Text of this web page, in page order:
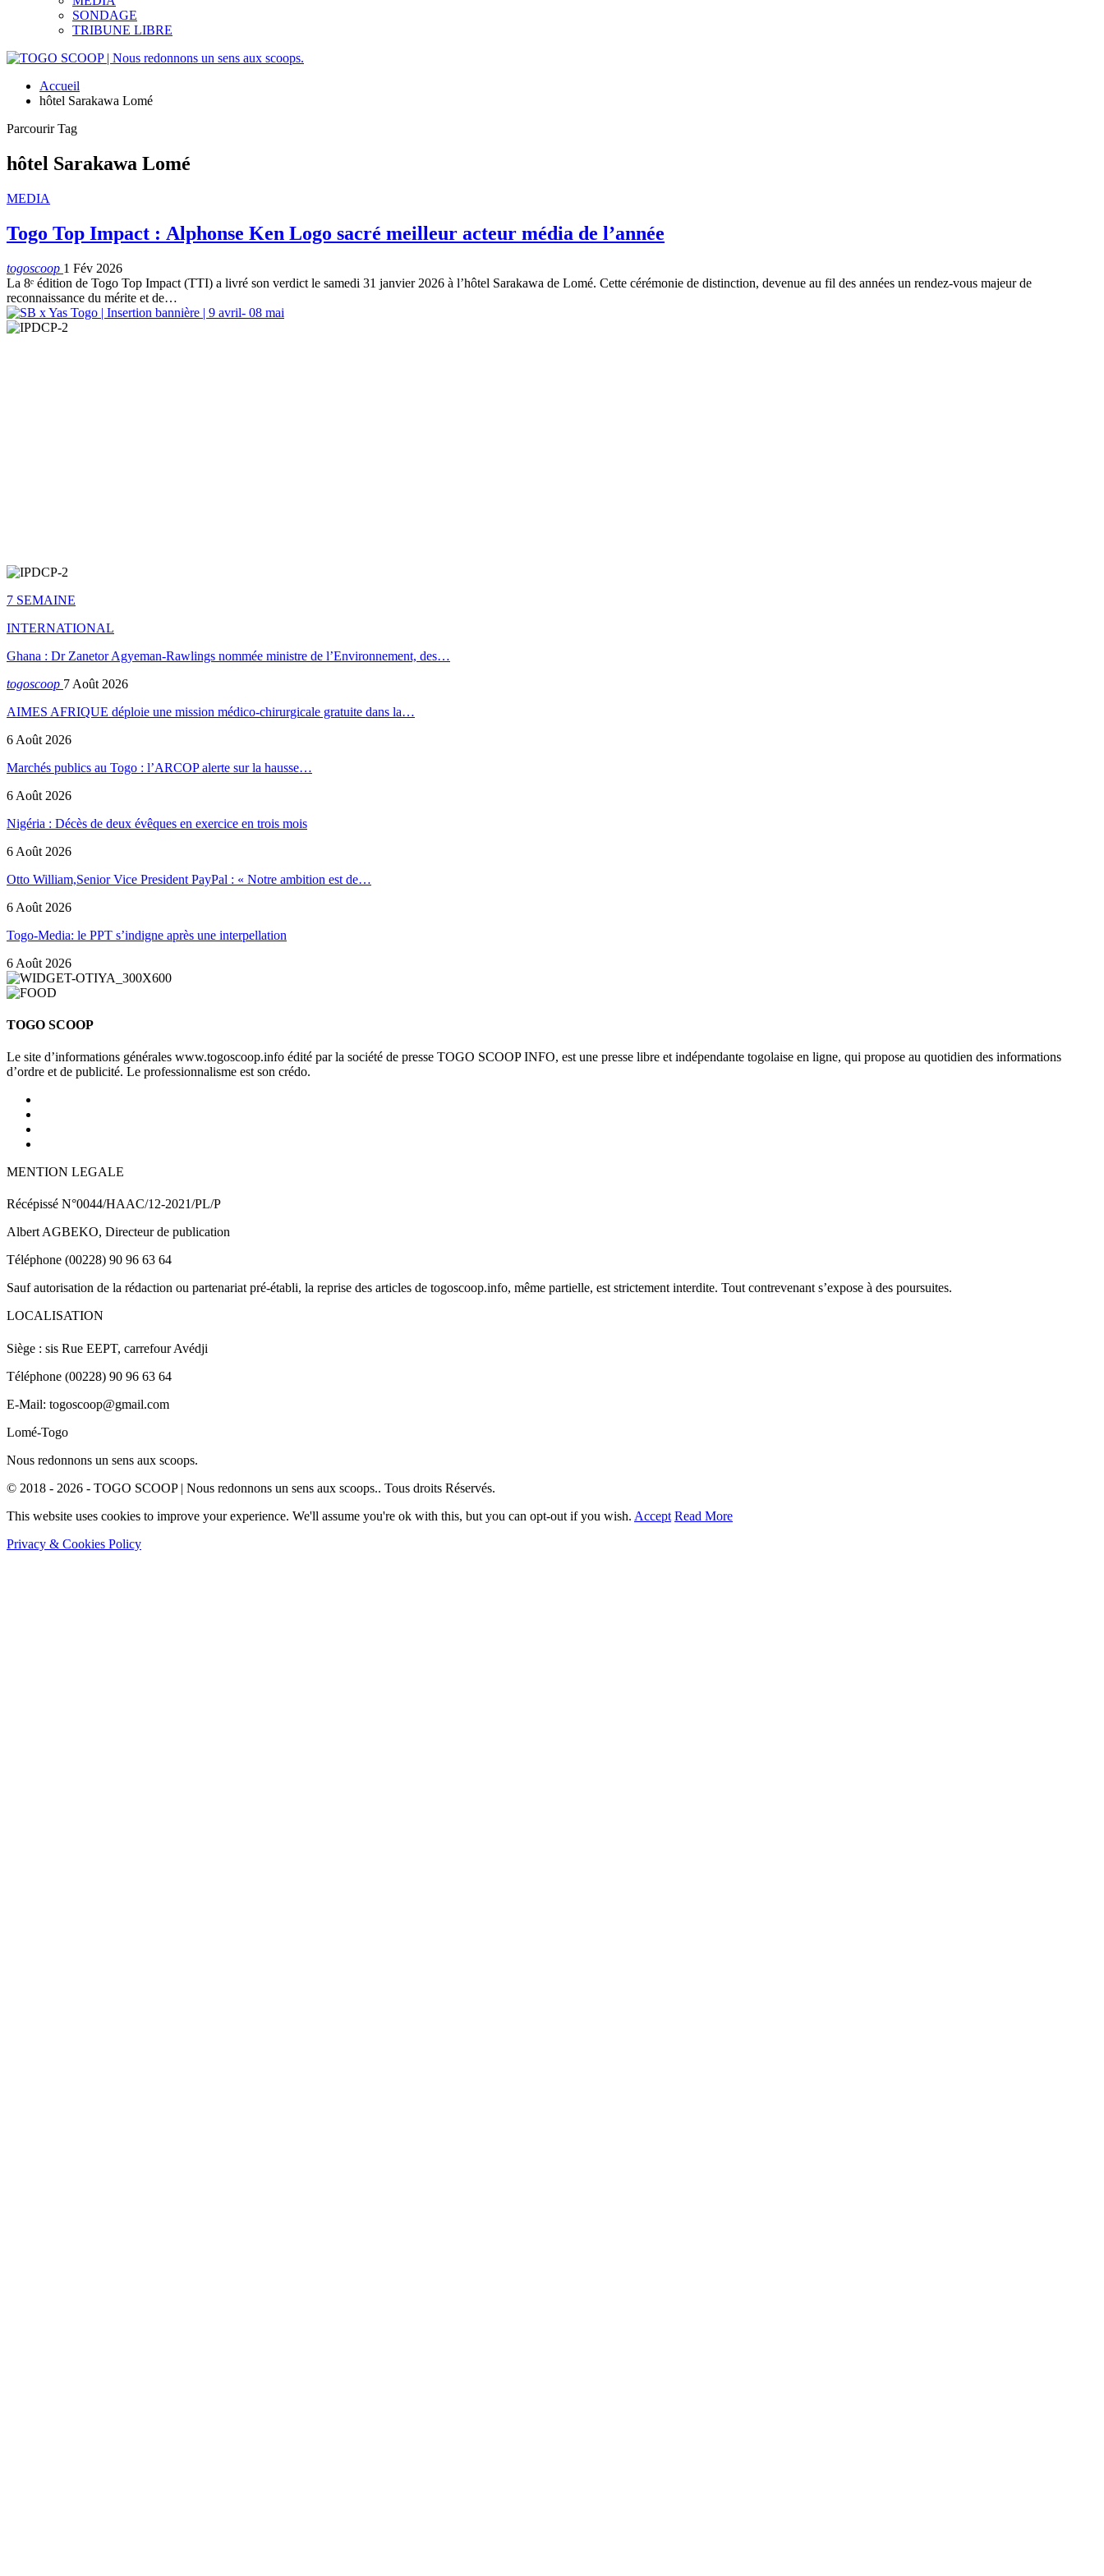
SONDAGE
TRIBUNE LIBRE
Accueil
hôtel Sarakawa Lomé
Parcourir Tag
hôtel Sarakawa Lomé
MEDIA
Togo Top Impact : Alphonse Ken Logo sacré meilleur acteur média de l’année
togoscoop 1 Fév 2026
La 8ᵉ édition de Togo Top Impact (TTI) a livré son verdict le samedi 31 janvier 2026 à l’hôtel Sarakawa de Lomé. Cette cérémonie de distinction, devenue au fil des années un rendez-vous majeur de
reconnaissance du mérite et de…
7 SEMAINE
INTERNATIONAL
Ghana : Dr Zanetor Agyeman-Rawlings nommée ministre de l’Environnement, des…
togoscoop 7 Août 2026
AIMES AFRIQUE déploie une mission médico-chirurgicale gratuite dans la…
6 Août 2026
Marchés publics au Togo : l’ARCOP alerte sur la hausse…
6 Août 2026
Nigéria : Décès de deux évêques en exercice en trois mois
6 Août 2026
Otto William,Senior Vice President PayPal : « Notre ambition est de…
6 Août 2026
Togo-Media: le PPT s’indigne après une interpellation
6 Août 2026
TOGO SCOOP
Le site d’informations générales www.togoscoop.info édité par la société de presse TOGO SCOOP INFO, est une presse libre et indépendante togolaise en ligne, qui propose au quotidien des informations
d’ordre et de publicité. Le professionnalisme est son crédo.
MENTION LEGALE
Récépissé N°0044/HAAC/12-2021/PL/P
Albert AGBEKO, Directeur de publication
Téléphone (00228) 90 96 63 64
Sauf autorisation de la rédaction ou partenariat pré-établi, la reprise des articles de togoscoop.info, même partielle, est strictement interdite. Tout contrevenant s’expose à des poursuites.
LOCALISATION
Siège : sis Rue EEPT, carrefour Avédji
Téléphone (00228) 90 96 63 64
E-Mail: togoscoop@gmail.com
Lomé-Togo
Nous redonnons un sens aux scoops.
© 2018 - 2026 - TOGO SCOOP | Nous redonnons un sens aux scoops.. Tous droits Réservés.
This website uses cookies to improve your experience. We'll assume you're ok with this, but you can opt-out if you wish. Accept Read More
Privacy & Cookies Policy